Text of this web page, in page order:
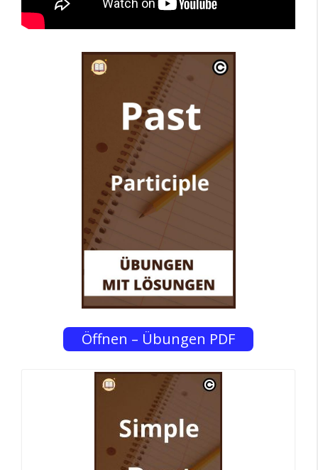
Öffnen – Übungen PDF